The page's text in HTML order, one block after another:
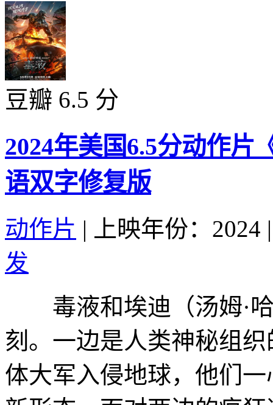
豆瓣 6.5 分
2024年美国6.5分动作片
语双字修复版
动作片 | 上映年份：2024 |
发
毒液和埃迪（汤姆·哈
刻。一边是人类神秘组
体大军入侵地球，他们